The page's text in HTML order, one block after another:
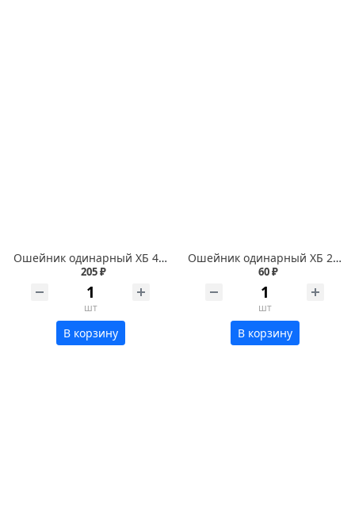
Ошейник одинарный ХБ 45мм*120см
205 ₽
шт
В корзину
Ошейник одинарный ХБ 20мм
60 ₽
шт
В корзину